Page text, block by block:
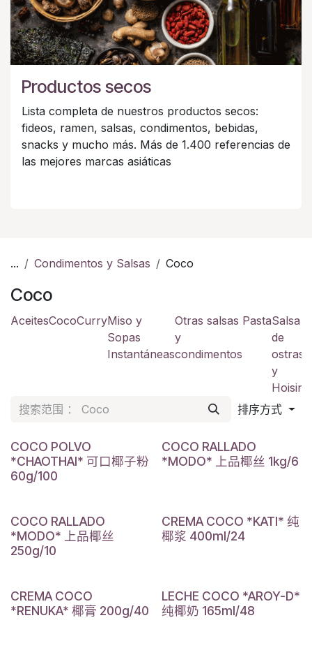
Productos secos
Lista completa de nuestros productos secos:
fideos, ramen, salsas, condimentos, bebidas,
snacks y mucho más. Más de 1.400 referencias de
las mejores marcas asiáticas
... Condimentos y Salsas Coco
Coco
AceitesCocoCurryMiso y
Sopas
Instantáneas
Otras salsas
y
condimentos
PastaSalsa
de
ostras
y
Hoisin
排序方式
COCO POLVO
*CHAOTHAI* 可口椰子粉
60g/100
COCO RALLADO
*MODO* 上品椰丝 1kg/6
COCO RALLADO
*MODO* 上品椰丝
250g/10
CREMA COCO *KATI* 纯
椰浆 400ml/24
CREMA COCO
*RENUKA* 椰膏 200g/40
LECHE COCO *AROY-D*
纯椰奶 165ml/48